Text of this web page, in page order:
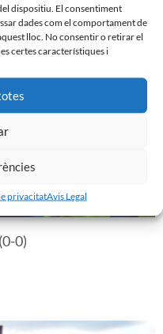
dispositiu. El consentiment
dades com el comportament de
lloc. No consentir o retirar el
certes característiques i
privacitatAvis Legal
0)